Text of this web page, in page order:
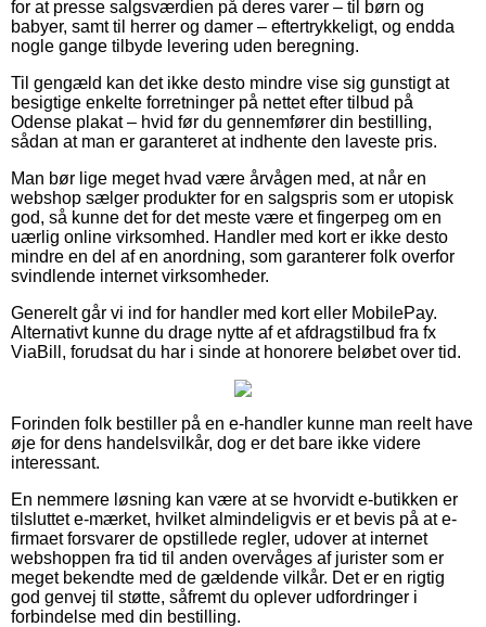
for at presse salgsværdien på deres varer – til børn og
babyer, samt til herrer og damer – eftertrykkeligt, og endda
nogle gange tilbyde levering uden beregning.
Til gengæld kan det ikke desto mindre vise sig gunstigt at
besigtige enkelte forretninger på nettet efter tilbud på
Odense plakat – hvid før du gennemfører din bestilling,
sådan at man er garanteret at indhente den laveste pris.
Man bør lige meget hvad være årvågen med, at når en
webshop sælger produkter for en salgspris som er utopisk
god, så kunne det for det meste være et fingerpeg om en
uærlig online virksomhed. Handler med kort er ikke desto
mindre en del af en anordning, som garanterer folk overfor
svindlende internet virksomheder.
Generelt går vi ind for handler med kort eller MobilePay.
Alternativt kunne du drage nytte af et afdragstilbud fra fx
ViaBill, forudsat du har i sinde at honorere beløbet over tid.
Forinden folk bestiller på en e-handler kunne man reelt have
øje for dens handelsvilkår, dog er det bare ikke videre
interessant.
En nemmere løsning kan være at se hvorvidt e-butikken er
tilsluttet e-mærket, hvilket almindeligvis er et bevis på at e-
firmaet forsvarer de opstillede regler, udover at internet
webshoppen fra tid til anden overvåges af jurister som er
meget bekendte med de gældende vilkår. Det er en rigtig
god genvej til støtte, såfremt du oplever udfordringer i
forbindelse med din bestilling.